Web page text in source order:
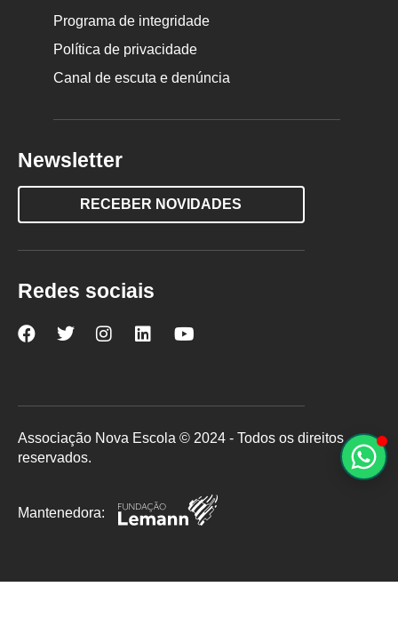
Programa de integridade
Política de privacidade
Canal de escuta e denúncia
Newsletter
RECEBER NOVIDADES
Redes sociais
Nova
Facebook
Nova
Twitter
Nova
Instagram
Nova
LinkedInYouTube
Associação Nova Escola © 2024 - Todos os direitos
reservados.
Mantenedora: